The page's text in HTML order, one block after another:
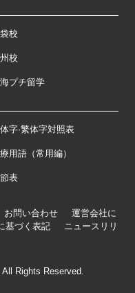
校
校
プチ留学
字·繁体字対照表
用語（常用編）
表
お問い合わせ
運営会社に
基づく表記
ニュースリリ
Rights Reserved.